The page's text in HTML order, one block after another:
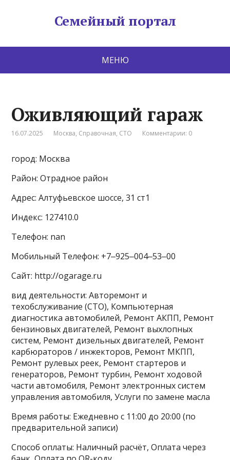
Семейный портал
МЕНЮ
Оживляющий гараж
16.07.2025 Москва, Справочная, СТО Комментарии: 0
город: Москва
Район: Отрадное район
Адрес: Алтуфьевское шоссе, 31 ст1
Индекс: 127410.0
Телефон: nan
Мобильный Телефон: +7‒925‒004‒53‒00
Сайт: http://ogarage.ru
вид деятельности: Авторемонт и
техобслуживание (СТО), Компьютерная
диагностика автомобилей, Ремонт АКПП, Ремонт
бензиновых двигателей, Ремонт выхлопных
систем, Ремонт дизельных двигателей, Ремонт
карбюраторов / инжекторов, Ремонт МКПП,
Ремонт рулевых реек, Ремонт стартеров и
генераторов, Ремонт турбин, Ремонт ходовой
части автомобиля, Ремонт электронных систем
управления автомобиля, Услуги по замене масла
Время работы: Ежедневно с 11:00 до 20:00 (по
предварительной записи)
Способ оплаты: Наличный расчёт, Оплата через